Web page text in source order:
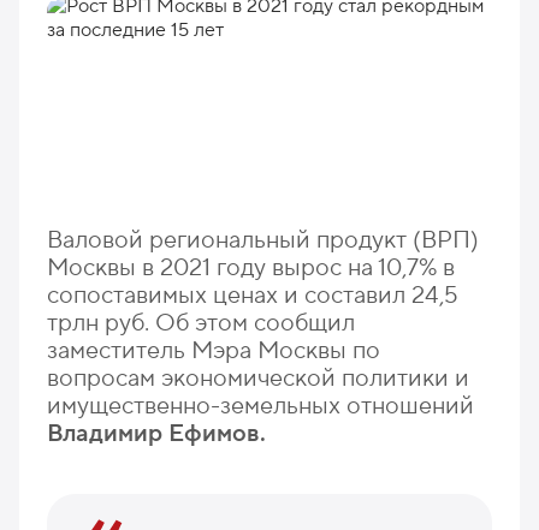
Валовой региональный продукт (ВРП)
Москвы в 2021 году вырос на 10,7% в
сопоставимых ценах и составил 24,5
трлн руб. Об этом сообщил
заместитель Мэра Москвы по
вопросам экономической политики и
имущественно-земельных отношений
Владимир Ефимов.